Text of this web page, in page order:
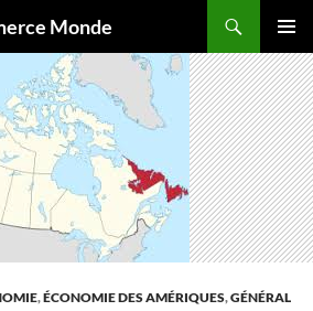
Monde
MENU
,ÉCONOMIE DES AMÉRIQUES,GÉNÉRAL